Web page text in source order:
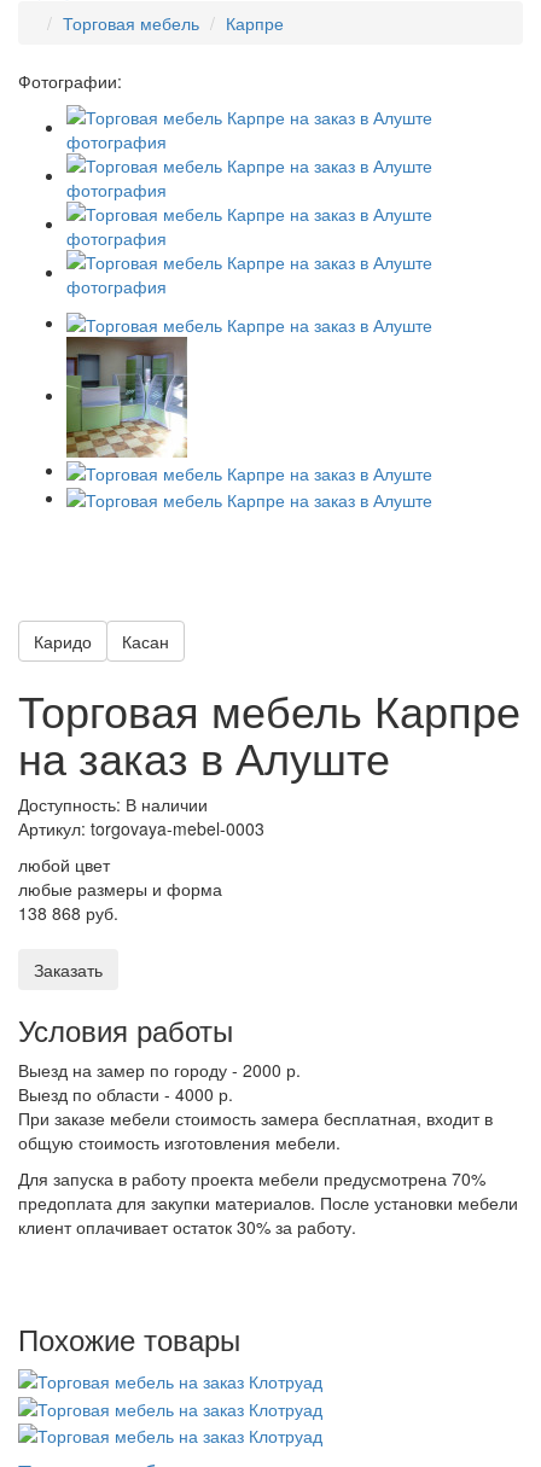
Торговая мебель
Карпре
Фотографии:
Каридо Касан
Торговая мебель Карпре
на заказ в Алуште
Доступность: В наличии
Артикул: torgovaya-mebel-0003
любой цвет
любые размеры и форма
138 868 руб.
Заказать
Условия работы
Выезд на замер по городу - 2000 р.
Выезд по области - 4000 р.
При заказе мебели стоимость замера бесплатная, входит в
общую стоимость изготовления мебели.
Для запуска в работу проекта мебели предусмотрена 70%
предоплата для закупки материалов. После установки мебели
клиент оплачивает остаток 30% за работу.
Похожие товары